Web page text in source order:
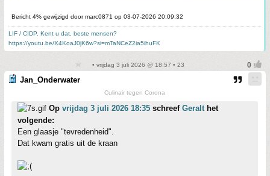
Bericht 4% gewijzigd door marc0871 op 03-07-2026 20:09:32
LIF / CIDP. Kent u dat, beste mensen?
https://youtu.be/X4KoaJ0jK6w?si=mTaNCeZ2ia5ihuFK
• vrijdag 3 juli 2026 @ 18:57 • 23
Jan_Onderwater
Culinair tegen Corona
Op vrijdag 3 juli 2026 18:35 schreef Geralthet
volgende:
Een glaasje "tevredenheid".
Dat kwam gratis uit de kraan